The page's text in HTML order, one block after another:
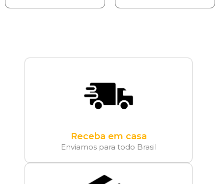
Receba em casa
Enviamos para todo Brasil